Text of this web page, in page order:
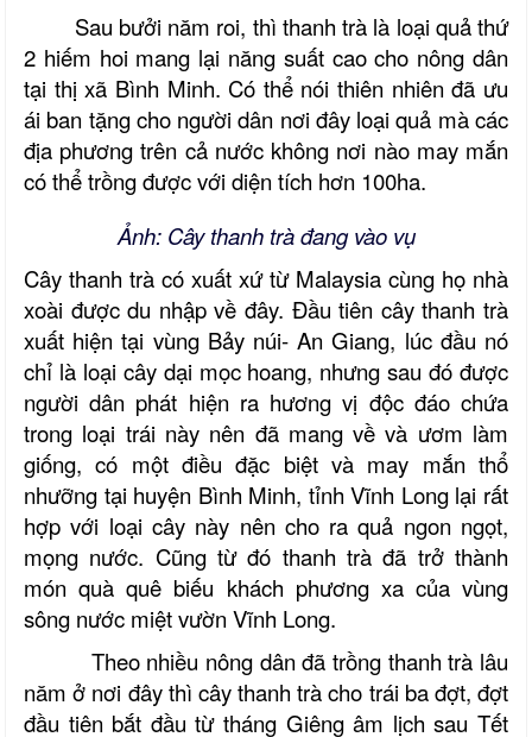
Sau bưởi năm roi, thì thanh trà là loại quả thứ
2 hiếm hoi mang lại năng suất cao cho nông dân
tại thị xã Bình Minh. Có thể nói thiên nhiên đã ưu
ái ban tặng cho người dân nơi đây loại quả mà các
địa phương trên cả nước không nơi nào may mắn
có thể trồng được với diện tích hơn 100ha.
Ảnh: Cây thanh trà đang vào vụ
Cây thanh trà có xuất xứ từ Malaysia cùng họ nhà
xoài được du nhập về đây. Đầu tiên cây thanh trà
xuất hiện tại vùng Bảy núi- An Giang, lúc đầu nó
chỉ là loại cây dại mọc hoang, nhưng sau đó được
người dân phát hiện ra hương vị độc đáo chứa
trong loại trái này nên đã mang về và ươm làm
giống, có một điều đặc biệt và may mắn thổ
nhưỡng tại huyện Bình Minh, tỉnh Vĩnh Long lại rất
hợp với loại cây này nên cho ra quả ngon ngọt,
mọng nước. Cũng từ đó thanh trà đã trở thành
món quà quê biếu khách phương xa của vùng
sông nước miệt vườn Vĩnh Long.
Theo nhiều nông dân đã trồng thanh trà lâu
năm ở nơi đây thì cây thanh trà cho trái ba đợt, đợt
đầu tiên bắt đầu từ tháng Giêng âm lịch sau Tết